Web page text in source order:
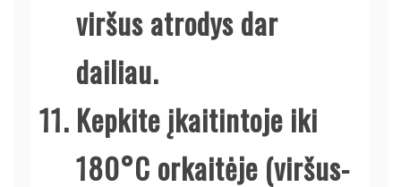
viršus atrodys dar
dailiau.
Kepkite įkaitintoje iki
180°C orkaitėje (viršus-